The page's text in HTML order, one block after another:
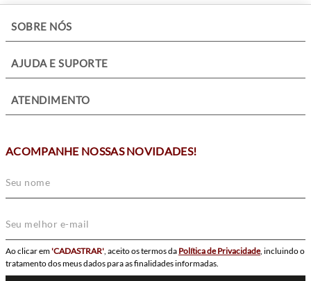
SOBRE NÓS
AJUDA E SUPORTE
ATENDIMENTO
ACOMPANHE NOSSAS NOVIDADES!
Ao clicar em'CADASTRAR', aceito os termos da Política de Privacidade, incluindo o
tratamento dos meus dados para as finalidades informadas.